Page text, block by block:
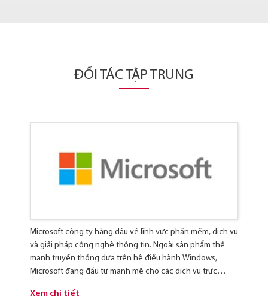
ĐỐI TÁC TẬP TRUNG
Microsoft công ty hàng đầu về lĩnh vực phần mềm, dịch vụ
và giải pháp công nghệ thông tin. Ngoài sản phẩm thế
mạnh truyền thống dựa trên hệ điều hành Windows,
Microsoft đang đầu tư mạnh mẽ cho các dịch vụ trực
cho Trung tâm dữ liệu cũng như các sản phẩm và giải pháp
Xem chi tiết